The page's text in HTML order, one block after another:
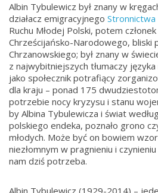
Albin Tybulewicz był znany w
działacz emigracyjnego
Ruchu Młodej Polski, potem
Chrześcijańsko-Narodowego, bliski
Chrzanowskiego; był znany w
z najwybitniejszych tłumaczy
jako społecznik potrafiący
dla kraju – ponad 175
potrzebie nocy kryzysu i stanu
by Albina Tybulewicza i świat
polskiego endeka, poznało grono
młodych. Może być on bowiem
niezłomnym w pragnieniu i
nam dziś potrzeba.
Albin Tybulewicz (1929-2014) –